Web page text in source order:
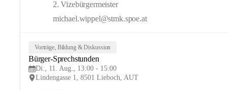
2. Vizebürgermeister
michael.wippel@stmk.spoe.at
Vorträge, Bildung & Diskussion
Bürger-Sprechstunden
Di., 11. Aug., 13:00 - 15:00
Lindengasse 1, 8501 Lieboch, AUT